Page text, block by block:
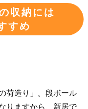
収納には
すめ
荷造り」。段ボール
りますから、新居で